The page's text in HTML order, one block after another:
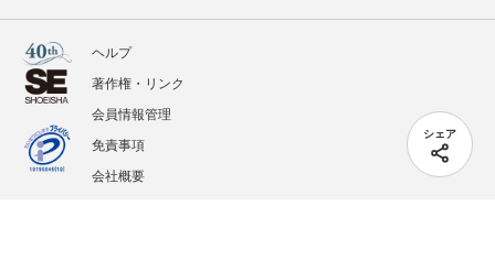
シェア
ヘルプ
著作権・リンク
会員情報管理
免責事項
会社概要